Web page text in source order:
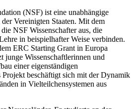
(NSF) ist eine unabhängige
Vereinigten Staaten. Mit dem
NSF Wissenschafter aus, die
in beispielhafter Weise verbinden.
ERC Starting Grant in Europa
junge Wissenschaftlerinnen und
einer eigenständigen
Projekt beschäftigt sich mit der Dynamik
in Vielteilchensystemen aus